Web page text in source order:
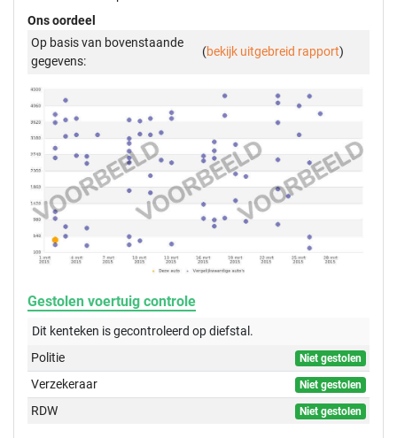
Ons oordeel
Op basis van bovenstaande
gegevens:
(bekijk uitgebreid rapport)
Gestolen voertuig controle
Dit kenteken is gecontroleerd opdiefstal.
Politie
Niet gestolen
Verzekeraar Niet gestolen
RDW Niet gestolen